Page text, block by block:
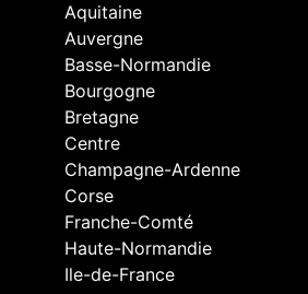
Aquitaine
Auvergne
Basse-Normandie
Bourgogne
Bretagne
Centre
Champagne-Ardenne
Corse
Franche-Comté
Haute-Normandie
Ile-de-France